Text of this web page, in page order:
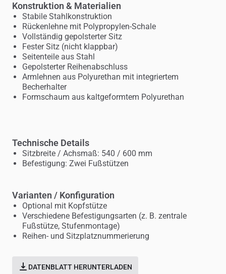
Konstruktion & Materialien
Stabile Stahlkonstruktion
Rückenlehne mit Polypropylen-Schale
Vollständig gepolsterter Sitz
Fester Sitz (nicht klappbar)
Seitenteile aus Stahl
Gepolsterter Reihenabschluss
Armlehnen aus Polyurethan mit integriertem
Becherhalter
Formschaum aus kaltgeformtem Polyurethan
Technische Details
Sitzbreite / Achsmaß: 540 / 600 mm
Befestigung: Zwei Fußstützen
Varianten / Konfiguration
Optional mit Kopfstütze
Verschiedene Befestigungsarten (z. B. zentrale
Fußstütze, Stufenmontage)
Reihen- und Sitzplatznummerierung
DATENBLATT HERUNTERLADEN